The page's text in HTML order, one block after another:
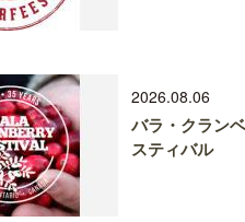
2026.08.06
バラ・クラン
スティバル